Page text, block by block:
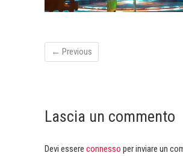
← Previous
Lascia un commento
Devi essere connesso per inviare un